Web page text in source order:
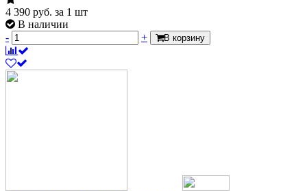
4 390 руб. за 1 шт
В наличии
-
+ В корзину